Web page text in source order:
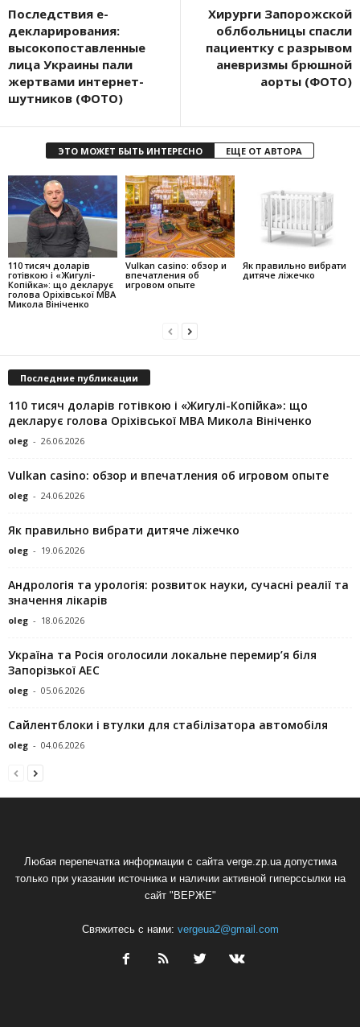
Последствия е-
декларирования:
высокопоставленные
лица Украины пали
жертвами интернет-
шутников (ФОТО)
Хирурги Запорожской
облбольницы спасли
пациентку с разрывом
аневризмы брюшной
аорты (ФОТО)
ЭТО МОЖЕТ БЫТЬ ИНТЕРЕСНО ЕЩЕ ОТ АВТОРА
110 тисяч доларів
готівкою і «Жигулі-
Копійка»: що декларує
голова Оріхівської МВА
Микола Вініченко
Vulkan casino: обзор и
впечатления об
игровом опыте
Як правильно вибрати
дитяче ліжечко
Последние публикации
110 тисяч доларів готівкою і «Жигулі-Копійка»: що
декларує голова Оріхівської МВА Микола Вініченко
oleg - 26.06.2026
Vulkan casino: обзор и впечатления об игровом опыте
oleg - 24.06.2026
Як правильно вибрати дитяче ліжечко
oleg - 19.06.2026
Андрологія та урологія: розвиток науки, сучасні реалії та
значення лікарів
oleg - 18.06.2026
Україна та Росія оголосили локальне перемир’я біля
Запорізької АЕС
oleg - 05.06.2026
Сайлентблоки і втулки для стабілізатора автомобіля
oleg - 04.06.2026
Любая перепечатка информации с сайта verge.zp.ua допустима
только при указании источника и наличии активной гиперссылки на
сайт "ВЕРЖЕ"
Свяжитесь с нами: vergeua2@gmail.com